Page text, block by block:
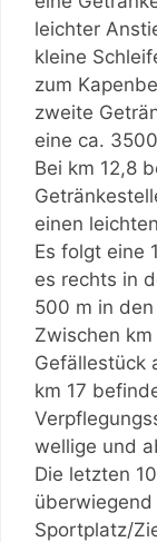
leichter
kleine
zum
zweite
eine ca.
Bei km 12,8
einen
Es folgt eine
es rechts in
500 m in
Zwischen
Gefällestück
km 17
wellige und
Die letzten
Sportplatz/